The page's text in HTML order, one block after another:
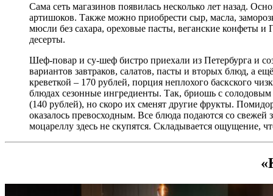
Сама сеть магазинов появилась несколько лет назад.
артишоков. Также можно приобрести сыр, масла,
мюсли без сахара, ореховые пасты, веганские
десерты.
Шеф-повар и су-шеф бистро приехали из Петербурга и
вариантов завтраков, салатов, пасты и вторых блюд, а
креветкой – 170 рублей, порция неплохого баскского
блюдах сезонные ингредиенты. Так, бриошь с
(140 рублей), но скоро их сменят другие фрукты.
оказалось превосходным. Все блюда подаются со
моцареллу здесь не скупятся. Складывается ощущение,